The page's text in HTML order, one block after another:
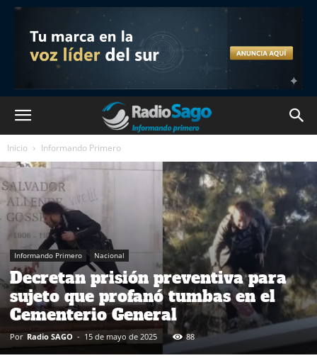
Inicio Informando Primero
Informando Primero Nacional
Decretan prisión preventiva para
sujeto que profanó tumbas en el
Cementerio General
Por Radio SAGO - 15 de mayo de 2025 88